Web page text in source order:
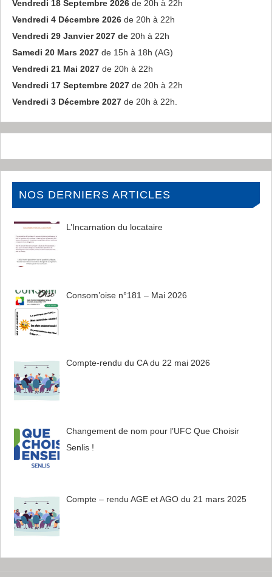
Vendredi 18 Septembre 2026de 20h à 22h
Vendredi 4 Décembre 2026de 20h à 22h
Vendredi 29 Janvier 2027 de20h à 22h
Samedi 20 Mars 2027de 15h à 18h (AG)
Vendredi 21 Mai 2027de 20h à 22h
Vendredi 17 Septembre 2027de 20h à 22h
Vendredi 3 Décembre 2027de 20h à 22h.
NOS DERNIERS ARTICLES
L’Incarnation du locataire
Consom’oise n°181 – Mai 2026
Compte-rendu du CA du 22 mai 2026
Changement de nom pour l’UFC Que Choisir
Senlis !
Compte – rendu AGE et AGO du 21 mars 2025